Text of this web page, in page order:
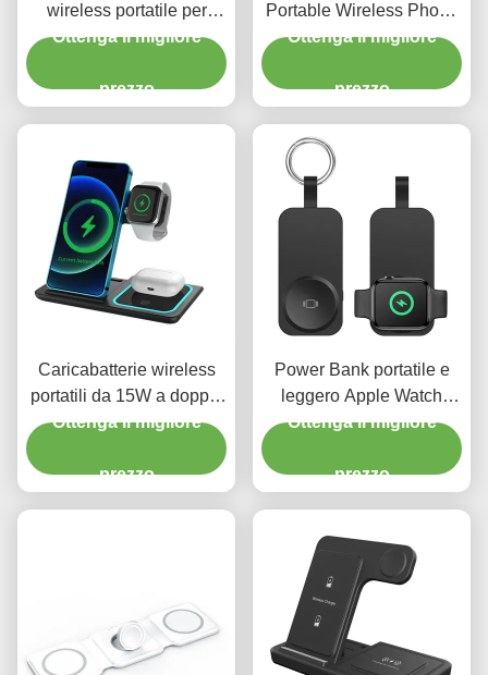
wireless portatile per
iPhone15 caricabatterie
Apple Watch
Ottenga il migliore
prezzo
Portable Wireless Phone
Charger Apple Watch
del telefono
Ottenga il migliore
prezzo
Caricabatterie wireless
portatili da 15W a doppia
uscita compatibile con più
stazioni di ricarica iPhone
Ottenga il migliore
prezzo
Power Bank portatile e
leggero Apple Watch
Phone Charger Stand Per
Ottenga il migliore
prezzo